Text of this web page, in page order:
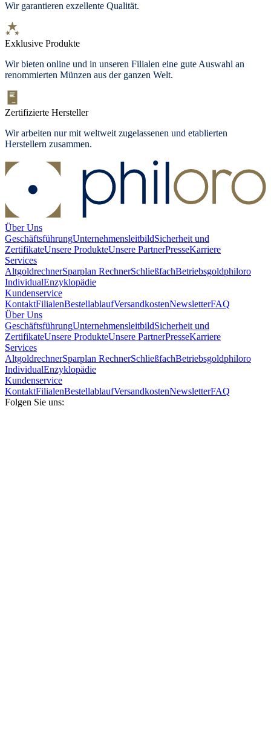
Wir garantieren exzellente Qualität.
Exklusive Produkte
Wir bieten online und in unseren Filialen eine gute Auswahl an
renommierten Münzen aus der ganzen Welt.
Zertifizierte Hersteller
Wir arbeiten nur mit weltweit zugelassenen und etablierten
Herstellern zusammen.
Über Uns
GeschäftsführungUnternehmensleitbildSicherheit und
ZertifikateUnsere ProdukteUnsere PartnerPresseKarriere
Services
AltgoldrechnerSparplan RechnerSchließfachBetriebsgoldphiloro
IndividualEnzyklopädie
Kundenservice
KontaktFilialenBestellablaufVersandkostenNewsletterFAQ
Über Uns
GeschäftsführungUnternehmensleitbildSicherheit und
ZertifikateUnsere ProdukteUnsere PartnerPresseKarriere
Services
AltgoldrechnerSparplan RechnerSchließfachBetriebsgoldphiloro
IndividualEnzyklopädie
Kundenservice
KontaktFilialenBestellablaufVersandkostenNewsletterFAQ
Folgen Sie uns: